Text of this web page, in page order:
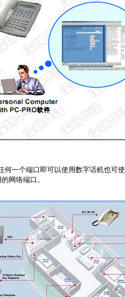
何一个端口即可以使用数字话机也可
网络端口。